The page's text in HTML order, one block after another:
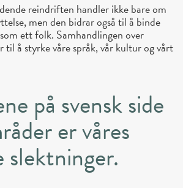
reindriften handler ikke bare om
men den bidrar også til å binde
ett folk. Samhandlingen over
til å styrke våre språk, vår kultur og vårt
på svensk side
er våres
slektninger.